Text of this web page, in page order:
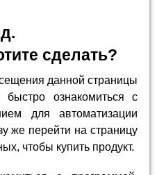
сделать?
данной страницы
ознакомиться с
для автоматизации
же перейти на страницу
чтобы купить продукт.